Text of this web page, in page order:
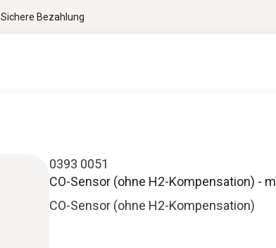
Sichere Bezahlung
0393 0051
CO-Sensor (ohne H2-Kompensation) -
CO-Sensor (ohne H2-Kompensation)